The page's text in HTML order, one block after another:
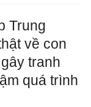
Trung
về con
tranh
quá trình